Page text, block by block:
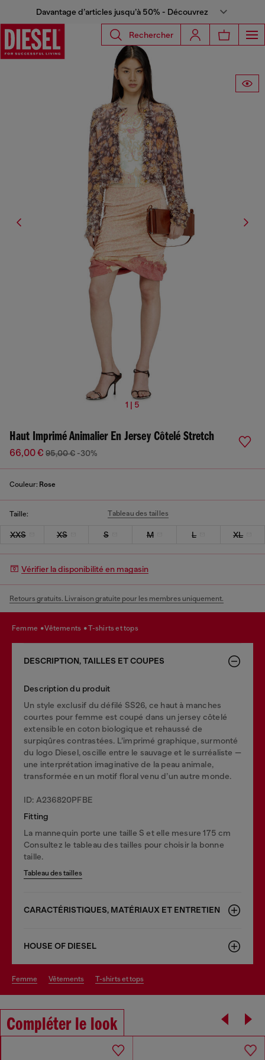
Davantage d’articles jusqu’à 50% - Découvrez
Rechercher
1 | 5
Haut Imprimé Animalier En Jersey Côtelé Stretch
66,00 € 95,00 € -30%
Couleur: Rose
Taille: Tableau des tailles
XXS XS S M L XL
Vérifier la disponibilité en magasin
Retours gratuits. Livraison gratuite pour les membres uniquement.
femme vêtements t-shirts et tops
DESCRIPTION, TAILLES ET COUPES
Description du produit
Un style exclusif du défilé SS26, ce haut à manches
courtes pour femme est coupé dans un jersey côtelé
extensible en coton biologique et rehaussé de
surpiqûres contrastées. L’imprimé graphique, surmonté
du logo Diesel, oscille entre le sauvage et le surréaliste —
une interprétation imaginative de la peau animale,
transformée en un motif floral venu d’un autre monde.
ID: A236820PFBE
Fitting
La mannequin porte une taille S et elle mesure 175 cm
Consultez le tableau des tailles pour choisir la bonne
taille.
Tableau des tailles
CARACTÉRISTIQUES, MATÉRIAUX ET ENTRETIEN
HOUSE OF DIESEL
femme vêtements t-shirts et tops
Compléter le look